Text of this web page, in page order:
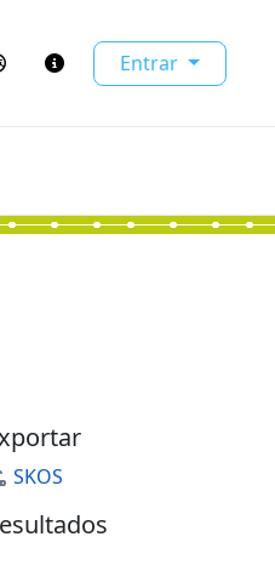
de navegação
Atalhos Entrar
SKOS